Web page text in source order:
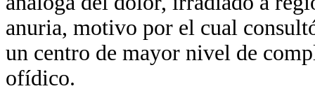
anuria, motivo por el cual
un centro de mayor nivel de
ofídico.